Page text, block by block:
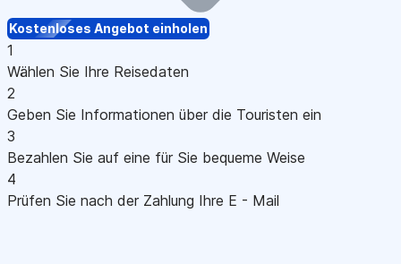
Kostenloses Angebot einholen
1
Wählen Sie Ihre Reisedaten
2
Geben Sie Informationen über die Touristen ein
3
Bezahlen Sie auf eine für Sie bequeme Weise
4
Prüfen Sie nach der Zahlung Ihre E - Mail